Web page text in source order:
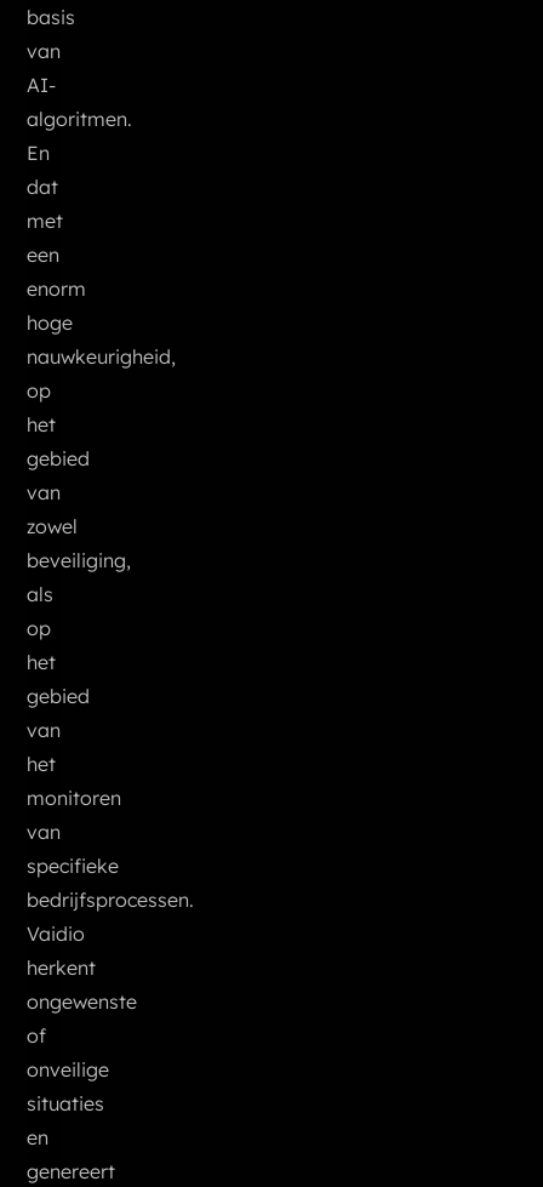
basis
van
AI-
algoritmen.
En
dat
met
een
enorm
hoge
nauwkeurigheid,
op
het
gebied
van
zowel
beveiliging,
als
op
het
gebied
van
het
monitoren
van
specifieke
bedrijfsprocessen.
Vaidio
herkent
ongewenste
of
onveilige
situaties
en
genereert